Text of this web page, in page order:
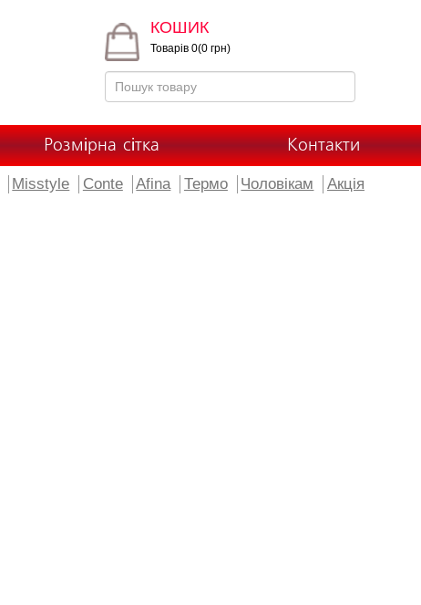
КОШИК
Товарів 0(0 грн)
Розмірна сітка Контакти
Misstyle Conte Afina Термо Чоловікам Акція